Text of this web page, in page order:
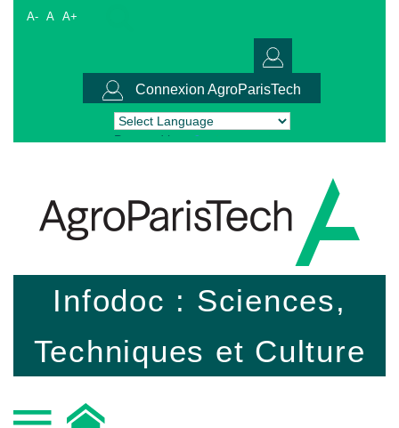
A- A A+
Connexion AgroParisTech
Powered by Translate
Infodoc : Sciences,
Techniques et Culture